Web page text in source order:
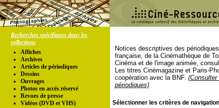
Recherches spécifiques dans les
collections
Affiches
Archives
Articles de périodiques
Dessins
Ouvrages
Photos en accés réservé
Revues de presse
Vidéos (DVD et VHS)
Notices descriptives des
française, de la Cinémathèque de
Cinéma et de l'image animée,
Les titres Cinémagazine et Paris-
coopération avec la BNF.
périodiques)
Sélectionner les critères de